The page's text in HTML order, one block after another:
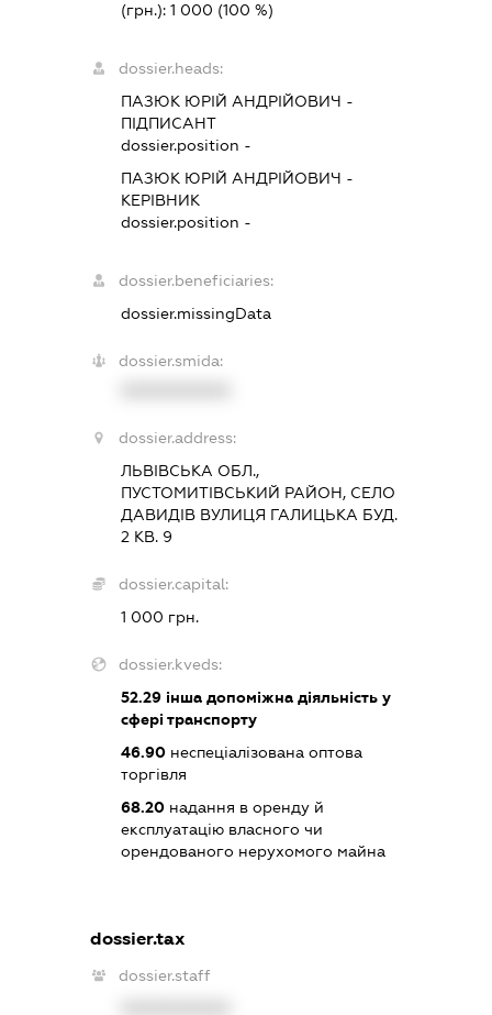
(грн.): 1 000 (100 %)
dossier.heads:
ПАЗЮК ЮРІЙ АНДРІЙОВИЧ -
ПІДПИСАНТ
dossier.position -
ПАЗЮК ЮРІЙ АНДРІЙОВИЧ -
КЕРІВНИК
dossier.position -
dossier.beneficiaries:
dossier.missingData
dossier.smida:
dossier.address:
ЛЬВІВСЬКА ОБЛ.,
ПУСТОМИТІВСЬКИЙ РАЙОН, СЕЛО
ДАВИДІВ ВУЛИЦЯ ГАЛИЦЬКА БУД.
2 КВ. 9
dossier.capital:
1 000 грн.
dossier.kveds:
52.29інша допоміжна діяльність у
сфері транспорту
46.90неспеціалізована оптова
торгівля
68.20надання в оренду й
експлуатацію власного чи
орендованого нерухомого майна
dossier.tax
dossier.staff